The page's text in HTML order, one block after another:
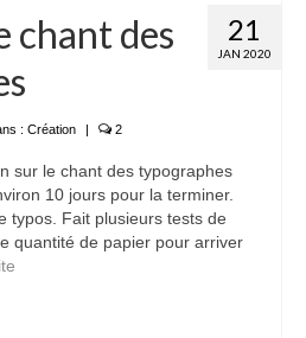
LA COMMANDE 21
JAN 2020
chant des
: Création | 2
sur le chant des typographes
10 jours pour la terminer.
typos. Fait plusieurs tests de
quantité de papier pour arriver